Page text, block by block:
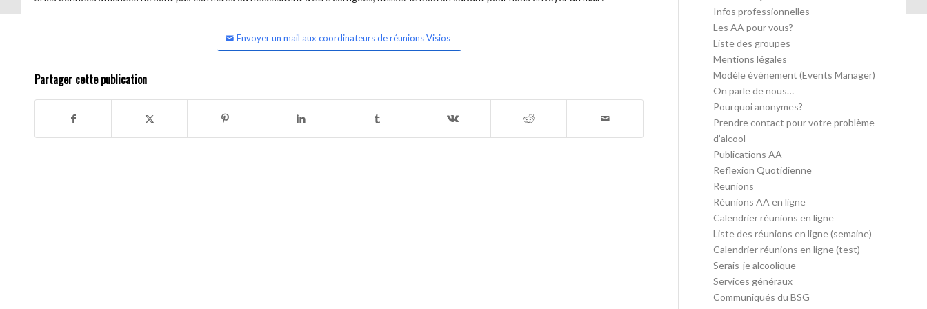
Envoyer un mail aux coordinateurs de réunions Visios
Partager cette publication
Infos professionnelles
Les AA pour vous?
Liste des groupes
Mentions légales
Modèle événement (Events Manager)
On parle de nous…
Pourquoi anonymes?
Prendre contact pour votre problème
d’alcool
Publications AA
Reflexion Quotidienne
Reunions
Réunions AA en ligne
Calendrier réunions en ligne
Liste des réunions en ligne (semaine)
Calendrier réunions en ligne (test)
Serais-je alcoolique
Services généraux
Communiqués du BSG